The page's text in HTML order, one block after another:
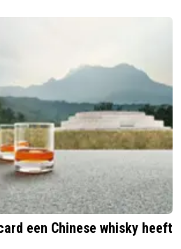
een Chinese whisky heeft